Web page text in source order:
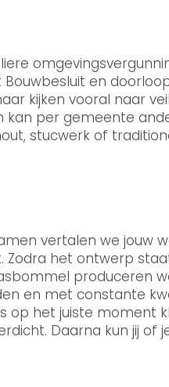
en
kijken vooral naar
per gemeente
stucwerk of
vertalen we jouw
het ontwerp
produceren
en met constante
het juiste
Daarna kun jij